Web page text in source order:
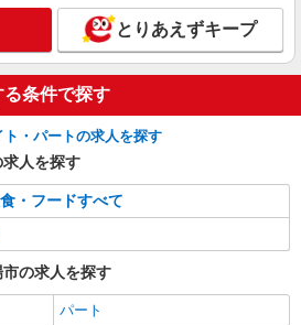
詳細を見る
助（ディナータイム）／炭焼きハンバー
ラン
12月〜27年2月末迄／オープニング時給
円〜1,875円（手当による） オープンまで
は時給1,450円（約1ヶ月間） ★22時以降
校生も同額 ◎経験や能力に応じて
があります。 ≪基本時給にプラスして下
り≫ １．土日祝手当（毎時 プラス100
繁忙手当 （毎時 プラス100円） （土日
繁忙手当の重複あり）
きレストランさわやか 御殿場ぐみ沢店
0041 静岡県御殿場市茱萸沢172-7） ◎
心！オープンまでは御殿場インター店
／静岡県御殿場市東田中984-1）にて研修
ります。 研修先の交通費規定支給（月上
とりあえずキープ
る条件で探す
・パートの求人を探す
人を探す
・フードすべて
の求人を探す
パート